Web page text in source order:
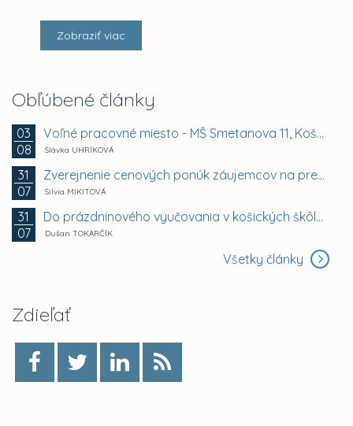
Zobraziť viac
Obľúbené články
03
08
Voľné pracovné miesto - MŠ Smetanova 11, Košice -...
Slávka UHRÍKOVÁ
31
07
Zverejnenie cenových ponúk záujemcov na prenájom...
Silvia MIKITOVÁ
31
07
Do prázdninového vyučovania v košických škôlkach sa...
Dušan TOKARČÍK
Všetky články
Zdieľať